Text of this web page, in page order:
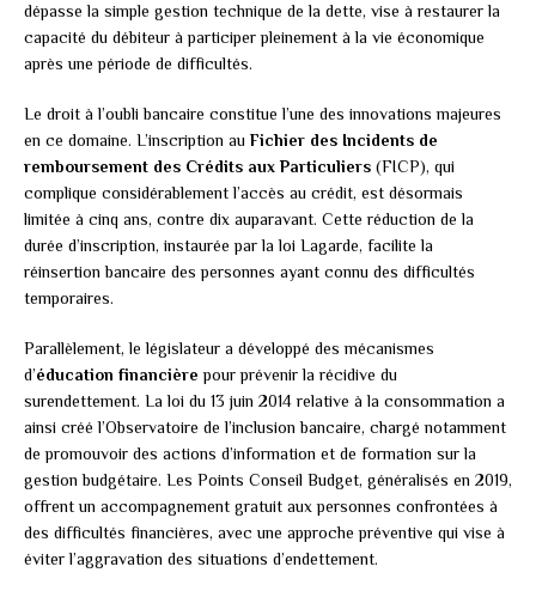
dépasse la simple gestion technique de la dette, vise à restaurer la
capacité du débiteur à participer pleinement à la vie économique
après une période de difficultés.
Le droit à l’oubli bancaire constitue l’une des innovations majeures
en ce domaine. L’inscription au Fichier des Incidents de
remboursement des Crédits aux Particuliers (FICP), qui
complique considérablement l’accès au crédit, est désormais
limitée à cinq ans, contre dix auparavant. Cette réduction de la
durée d’inscription, instaurée par la loi Lagarde, facilite la
réinsertion bancaire des personnes ayant connu des difficultés
temporaires.
Parallèlement, le législateur a développé des mécanismes
d’éducation financière pour prévenir la récidive du
surendettement. La loi du 13 juin 2014 relative à la consommation a
ainsi créé l’Observatoire de l’inclusion bancaire, chargé notamment
de promouvoir des actions d’information et de formation sur la
gestion budgétaire. Les Points Conseil Budget, généralisés en 2019,
offrent un accompagnement gratuit aux personnes confrontées à
des difficultés financières, avec une approche préventive qui vise à
éviter l’aggravation des situations d’endettement.